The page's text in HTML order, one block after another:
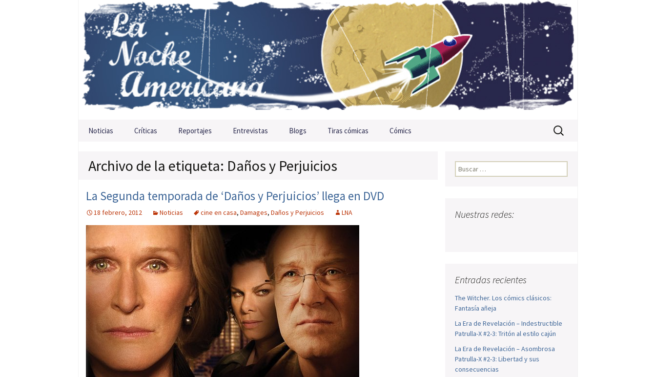
Saltar al contenido
Noticias Críticas Reportajes Entrevistas Blogs Tiras cómicas Cómics Buscar:
Archivo de la etiqueta: Daños y Perjuicios
La Segunda temporada de ‘Daños y Perjuicios’ llega en DVD
18 febrero, 2012 Noticias cine en casa, Damages, Daños y Perjuicios LNA
Buscar:
Nuestras redes:
Entradas recientes
The Witcher. Los cómics clásicos:
Fantasía añeja
La Era de Revelación – Indestructible
Patrulla-X #2-3: Tritón al estilo cajún
La Era de Revelación – Asombrosa
Patrulla-X #2-3: Libertad y sus
consecuencias